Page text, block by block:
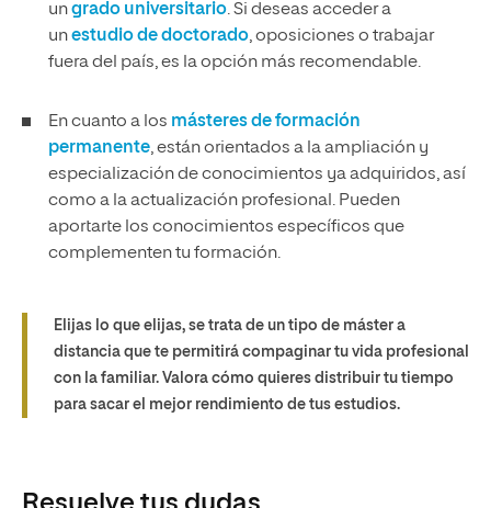
ungrado universitario. Si deseas acceder a
unestudio de doctorado, oposiciones o trabajar
fuera del país, es la opción más recomendable.
En cuanto a los másteres de formación
permanente, están orientados a la ampliación y
especialización de conocimientos ya adquiridos, así
como a la actualización profesional. Pueden
aportarte los conocimientos específicos que
complementen tu formación.
Elijas lo que elijas, se trata de un tipo de máster a
distancia que te permitirá compaginar tu vida profesional
con la familiar. Valora cómo quieres distribuir tu tiempo
para sacar el mejor rendimiento de tus estudios.